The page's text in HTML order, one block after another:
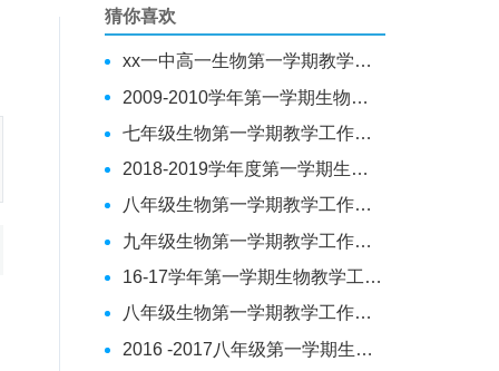
猜你喜欢
xx一中高一生物第一学期教学总结（定稿）
2009-2010学年第一学期生物教学工作总结
七年级生物第一学期教学工作总结
2018-2019学年度第一学期生物教学工作总结
八年级生物第一学期教学工作总结
九年级生物第一学期教学工作总结
16-17学年第一学期生物教学工作总结
八年级生物第一学期教学工作总结
2016 -2017八年级第一学期生物教学工作总结